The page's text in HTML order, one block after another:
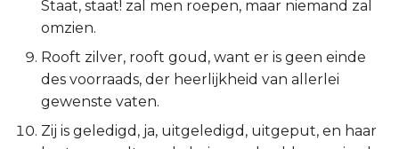
Hebreeën
Jakobus
Staat, staat! zal men roepen, maar niemand zal
omzien.
Rooft zilver, rooft goud, want er is geen einde
des voorraads, der heerlijkheid van allerlei
gewenste vaten.
Zij is geledigd, ja, uitgeledigd, uitgeput, en haar